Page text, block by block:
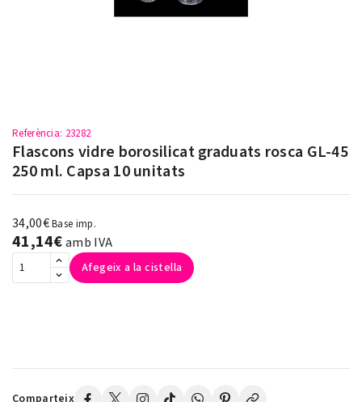
Referència: 23282
Flascons vidre borosilicat graduats rosca GL-45
250 ml. Capsa 10 unitats
34,00€Base imp.
41,14€amb IVA
Afegeix a la cistella
Comparteix